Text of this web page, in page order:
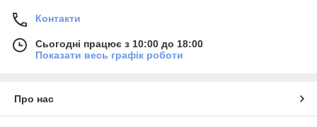
Контакти
Сьогодні працює з 10:00 до 18:00
Показати весь графік роботи
Про нас